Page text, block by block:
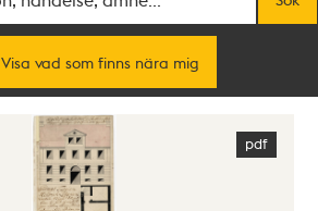
Visa vad som finns nära mig